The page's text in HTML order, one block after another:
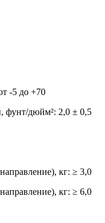
-5 до +70
фунт/дюйм²: 2,0 ± 0,5
кг: ≥ 3,0
кг: ≥ 6,0